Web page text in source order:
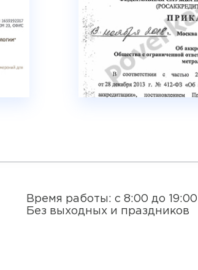
Время работы: с 8:00 до
Без выходных и праздников